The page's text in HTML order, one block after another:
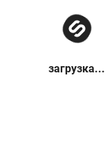
загрузка...